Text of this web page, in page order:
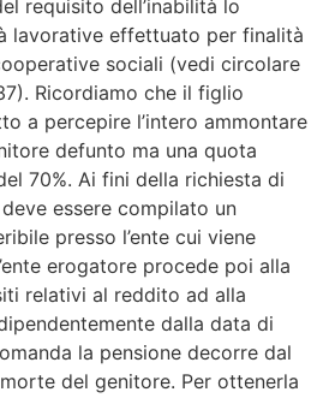
requisito dell’inabilità lo
lavorative effettuato per finalità
sociali (vedi circolare
Ricordiamo che il figlio
a percepire l’intero ammontare
defunto ma una quota
70%. Ai fini della richiesta di
essere compilato un
presso l’ente cui viene
erogatore procede poi alla
relativi al reddito ad alla
dalla data di
la pensione decorre dal
del genitore. Per ottenerla